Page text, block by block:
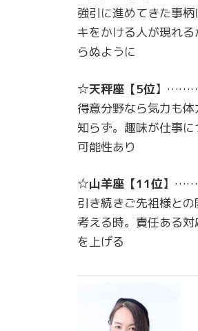
強引に進めてきた事柄
キをかける人が現れ
らぬように
☆天秤座 【5位】
得意分野なら気力も
知らず。趣味が仕事に
可能性あり
☆山羊座 【11位】
引き続きご先祖様との
考える時。責任ある
を上げる